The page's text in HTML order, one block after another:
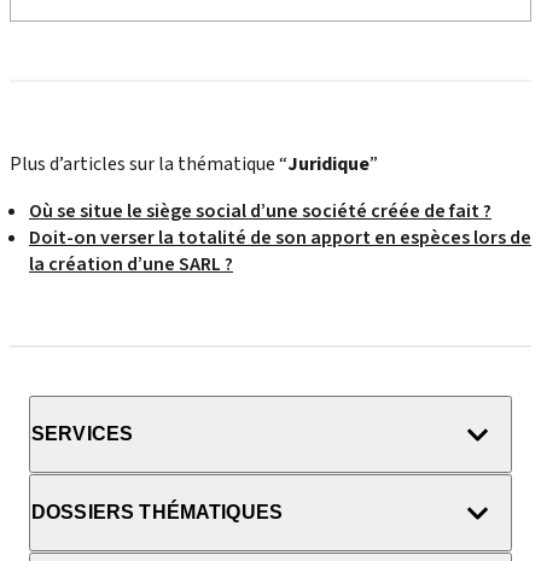
Plus d’articles sur la thématique “Juridique”
Où se situe le siège social d’une société créée de fait ?
Doit-on verser la totalité de son apport en espèces lors de
la création d’une SARL ?
SERVICES
DOSSIERS THÉMATIQUES